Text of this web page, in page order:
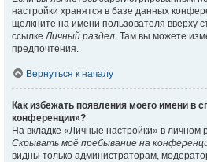
настройки хранятся в базе данных
щёлкните на имени пользователя вверху
ссылкеЛичный раздел. Там вы можете
предпочтения.
Вернуться к началу
Как избежать появления моего имени в
конференции»?
На вкладке «Личные настройки» в
Скрывать моё пребывание на
видны только администраторам,